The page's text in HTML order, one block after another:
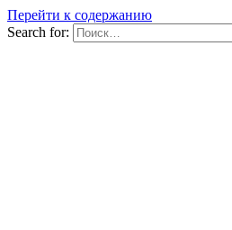
Перейти к содержанию
Search for: